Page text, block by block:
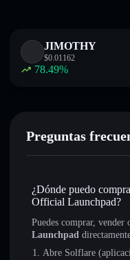
JIMOTHY
$0.01162
78.49%
Preguntas
¿Dónde puedo
Official Launchpad?
Puedes comprar, vender
Launchpad
Abre Solflare